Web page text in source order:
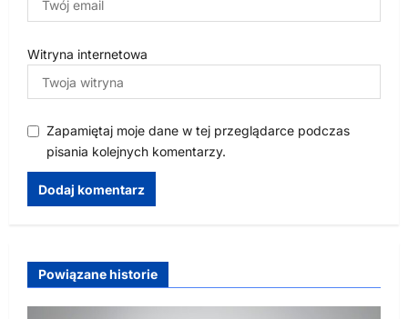
Witryna internetowa
Zapamiętaj moje dane w tej przeglądarce podczas
pisania kolejnych komentarzy.
Powiązane historie